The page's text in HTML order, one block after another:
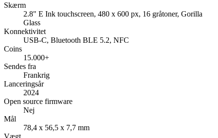
Skærm
2.8" E Ink touchscreen, 480 x 600 px, 16 gråtoner, Gorilla
Glass
Konnektivitet
USB-C, Bluetooth BLE 5.2, NFC
Coins
15.000+
Sendes fra
Frankrig
Lanceringsår
2024
Open source firmware
Nej
Mål
78,4 x 56,5 x 7,7 mm
Vægt